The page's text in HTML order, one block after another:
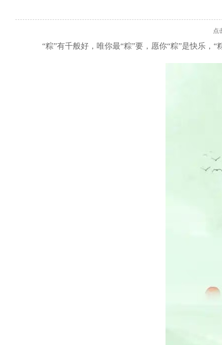
点
“粽”有千般好，唯你最“粽”要，愿你“粽”是快乐，“